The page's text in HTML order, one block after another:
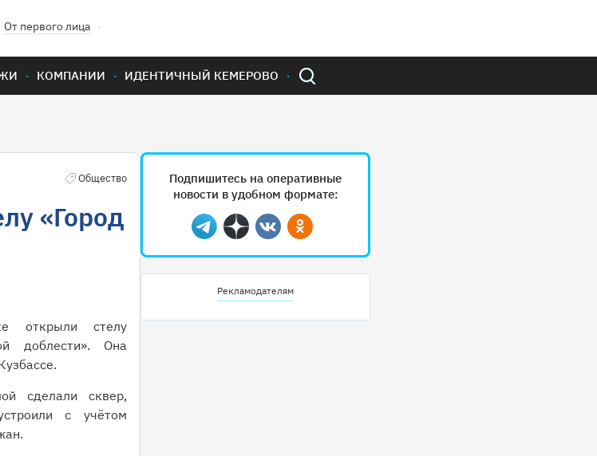
От первого лица
КОМПАНИИ ИДЕНТИЧНЫЙ КЕМЕРОВО
Общество
«Город
открыли стелу
доблести». Она
сделали сквер,
с учётом
Подпишитесь на оперативные
новости в удобном формате:
Telegram
ДзенВконтактеОдноклассники
Рекламодателям